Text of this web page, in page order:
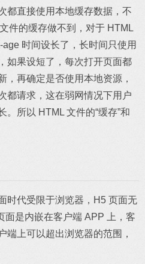
都直接使用本地缓存数据，不
件的缓存做不到，对于 HTML
时间设长了，长时间只使用
如果设短了，每次打开页面都
，再确定是否使用本地资源，
都请求，这在弱网情况下用户
。所以 HTML 文件的“缓存”和
时代受限于浏览器，H5 页面无
面是内嵌在客户端 APP 上，客
端上可以超出浏览器的范围，